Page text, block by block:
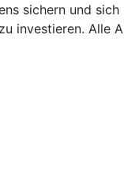
sichern und
investieren. Alle